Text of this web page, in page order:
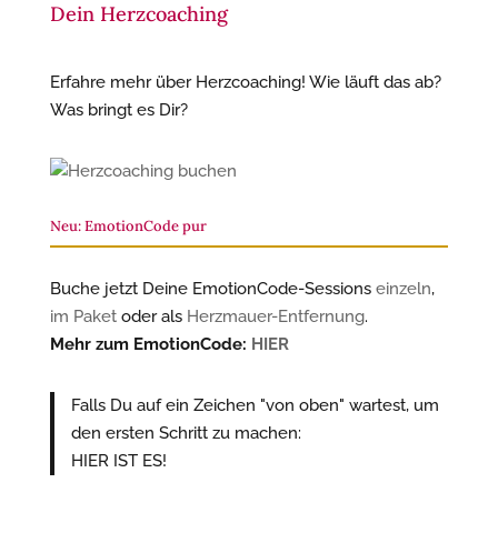
Dein Herzcoaching
Erfahre mehr über Herzcoaching! Wie läuft das ab?
Was bringt es Dir?
Neu: EmotionCode pur
Buche jetzt Deine EmotionCode-Sessions einzeln,
im Paketoder als Herzmauer-Entfernung.
Mehr zum EmotionCode: HIER
Falls Du auf ein Zeichen "von oben" wartest, um
den ersten Schritt zu machen:
HIER IST ES!